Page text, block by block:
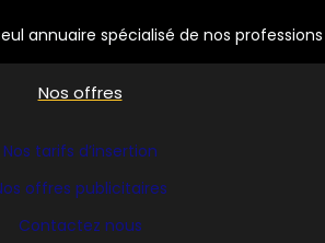
annuaire spécialisé de nos professions
Nos offres
Nos tarifs d’insertion
offres publicitaires
Contactez nous